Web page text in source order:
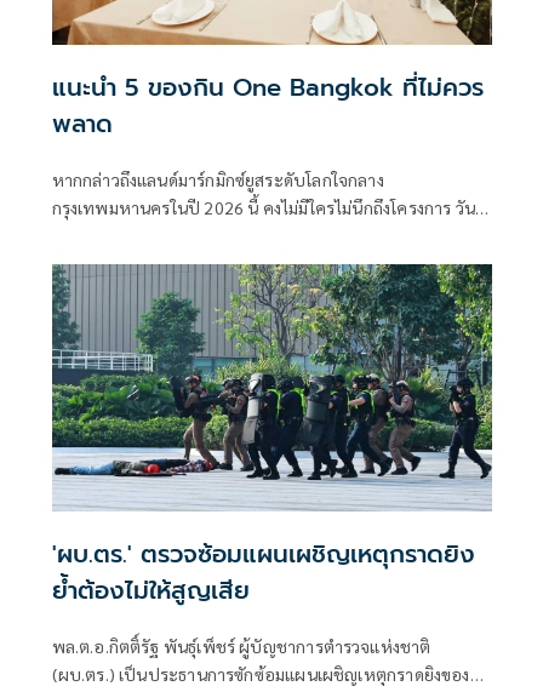
แนะนำ 5 ของกิน One Bangkok ที่ไม่ควร
พลาด
หากกล่าวถึงแลนด์มาร์กมิกซ์ยูสระดับโลกใจกลาง
กรุงเทพมหานครในปี 2026 นี้ คงไม่มีใครไม่นึกถึงโครงการ วัน
สถาปัตยกรรมที่งดงามเอาไว้ด้วยกันอย่างสมบูรณ์แบบ นอก
เหนือจากพื้นที่สีเขียวและการช้อปปิ้งแล้ว สิ่งที่เป็นแม่เหล็ก
ดึงดูดผู้คนจากทั่วทุกสารทิศคือความหลากหลายของร้าน
อาหาร โดยเฉพาะโซนรวมของกิน One Bangkok ที่ได้รับการ
คัดสรรจากทั่วทุกมุมโลกมาไว้ในที่เดียว ตอบโจทย์ทั้งสายคาเฟ่
สายอาหารนานาชาติ และสายสตรีทฟู้ด สำหรับใครที่กำลังมอง
หาลายแทงของกิน One Bangkok เพื่อฝากท้องในวันหยุดหรือ
หลังเลิกงาน นี่คือ 5 พิกัดความอร่อยเด็ดที่คุณห้ามพลาดด้วย
ประการทั้งปวง
'ผบ.ตร.' ตรวจซ้อมแผนเผชิญเหตุกราดยิง
ย้ำต้องไม่ให้สูญเสีย
พล.ต.อ.กิตติ์รัฐ พันธุ์เพ็ชร์ ผู้บัญชาการตำรวจแห่งชาติ
(ผบ.ตร.) เป็นประธานการซักซ้อมแผนเผชิญเหตุกราดยิงของ